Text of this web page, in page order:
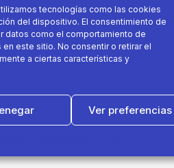
tecnologías como las cookies
del dispositivo. El consentimiento de
datos como el comportamiento de
este sitio. No consentir o retirar el
a ciertas características y
Ver preferencias
con juegos que podéis